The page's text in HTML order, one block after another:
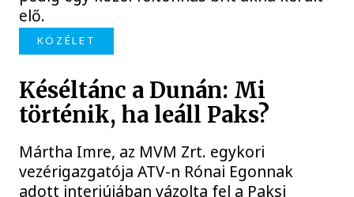
elő.
KÖZÉLET
Késéltánc a Dunán: Mi
történik, ha leáll Paks?
Mártha Imre, az MVM Zrt. egykori
vezérigazgatója ATV-n Rónai Egonnak
adott interjújában vázolta fel a Paksi